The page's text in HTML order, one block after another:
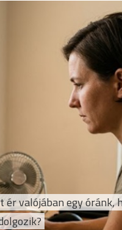
ér valójában egy óránk,